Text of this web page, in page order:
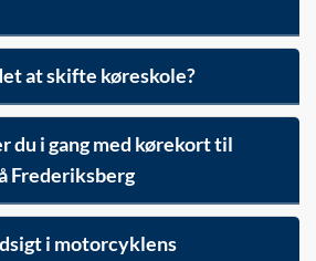
at skifte køreskole?
du i gang med kørekort til
Frederiksberg
i motorcyklens